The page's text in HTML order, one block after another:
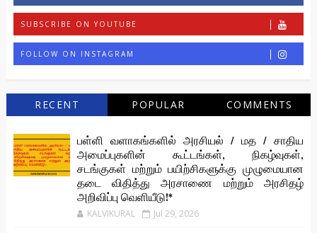
SUBSCRIBE ON YOUTUBE
FOLLOW ON INSTAGRAM
RECENT POPULAR COMMENTS
பள்ளி வளாகங்களில் அரசியல் / மத / சாதிய
அமைப்புகளின் கூட்டங்கள், நிகழ்வுகள்,
சடங்குகள் மற்றும் பயிற்சிகளுக்கு முழுமையான
தடை விதித்து அரசாணை மற்றும் அரசிதழ்
அறிவிப்பு வெளியீடு!*
KALVIKURAL Jul 29, 2026